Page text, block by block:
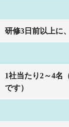
研修3日前以上に
1社当たり2～4名
です）